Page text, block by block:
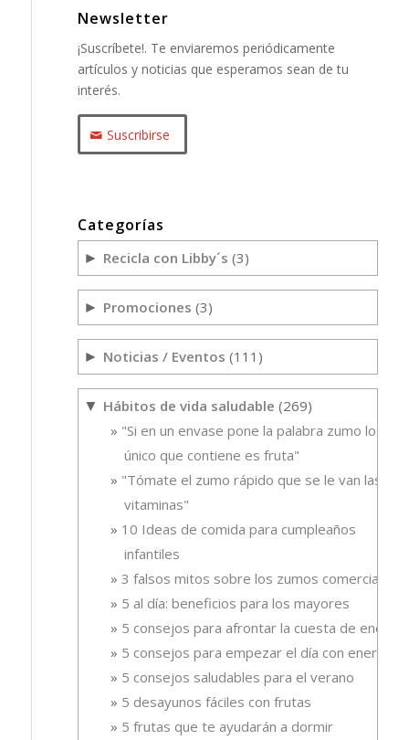
Newsletter
¡Suscríbete!. Te enviaremos periódicamente
artículos y noticias que esperamos sean de tu
interés.
Suscribirse
Categorías
► Recicla con Libby´s (3)
► Promociones (3)
► Noticias / Eventos (111)
▼ Hábitos de vida saludable (269)
"Si en un envase pone la palabra zumo lo
único que contiene es fruta"
"Tómate el zumo rápido que se le van las
vitaminas"
10 Ideas de comida para cumpleaños
infantiles
3 falsos mitos sobre los zumos comerciales
5 al día: beneficios para los mayores
5 consejos para afrontar la cuesta de enero
5 consejos para empezar el día con energía
5 consejos saludables para el verano
5 desayunos fáciles con frutas
5 frutas que te ayudarán a dormir